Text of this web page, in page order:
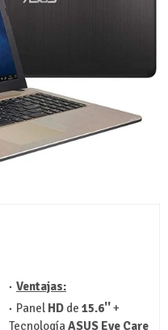
Ventajas:
Panel HD de 15.6''+
TecnologíaASUS Eye Care